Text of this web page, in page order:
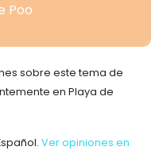
Poo
sobre este tema de
en Playa de
Ver opiniones en